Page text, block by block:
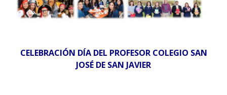
CELEBRACIÓN DÍA DEL PROFESOR COLEGIO SAN
JOSÉ DE SAN JAVIER